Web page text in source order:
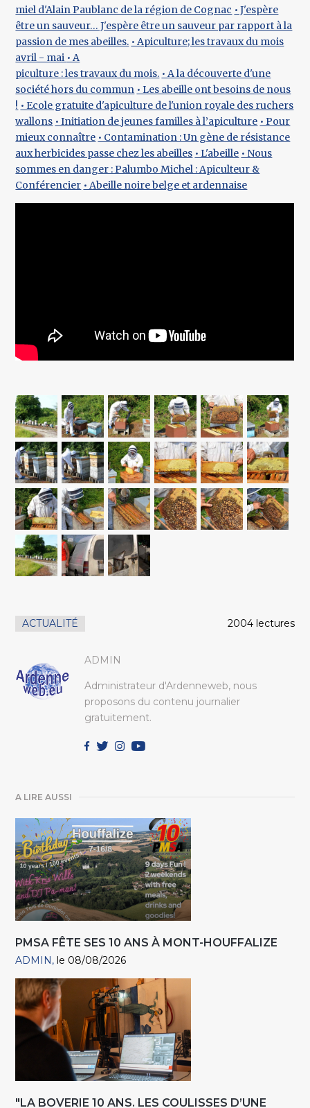
miel d'Alain Paublanc de la région de Cognac • J'espère
être un sauveur… J'espère être un sauveur par rapport à la
passion de mes abeilles. • Apiculture; les travaux du mois
avril - mai • A
piculture : les travaux du mois. • A la découverte d'une
société hors du commun • Les abeille ont besoins de nous
! • Ecole gratuite d'apiculture de l'union royale des ruchers
wallons • Initiation de jeunes familles à l’apiculture • Pour
mieux connaître • Contamination : Un gène de résistance
aux herbicides passe chez les abeilles • L'abeille • Nous
sommes en danger : Palumbo Michel : Apiculteur &
Conférencier • Abeille noire belge et ardennaise
ACTUALITÉ 2004 lectures
ADMIN
Administrateur d'Ardenneweb, nous
proposons du contenu journalier
gratuitement.
A LIRE AUSSI
PMSA FÊTE SES 10 ANS À MONT-HOUFFALIZE
ADMIN le 08/08/2026
"LA BOVERIE 10 ANS. LES COULISSES D’UNE